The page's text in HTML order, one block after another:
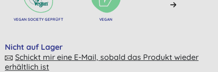
VEGAN SOCIETY GEPRÜFT VEGAN
Nicht auf Lager
Schickt mir eine E-Mail, sobald das Produkt wieder
erhältlich ist